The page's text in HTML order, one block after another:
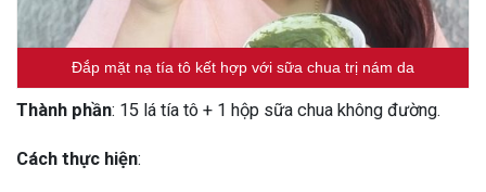
Đắp mặt nạ tía tô kết hợp với sữa chua trị nám da
Thành phần: 15 lá tía tô + 1 hộp sữa chua không đường.
Cách thực hiện: